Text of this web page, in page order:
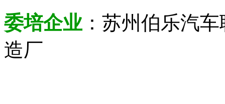
委培企业：苏州伯乐汽
造厂